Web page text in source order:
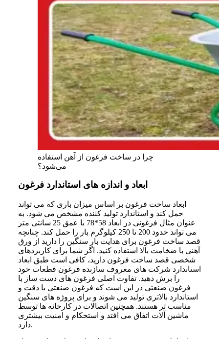
چرا در ساخت فرغون از آهن استفاده
می‌شود؟
ابعاد و اندازه‌ های استاندارد فرغون
ابعاد ساخت فرغون بر اساس میزان باری که می تواند
حمل کند و استاندارد تولید کننده مشخص می شود. به
عنوان مثال فرغونی در ابعاد 58*78 با عمق 25 سانتی متر
می تواند حدود 200 تا 250 کیلوگرم بار را حمل کند. چنانچه
قصد ساخت فرغون برای هدایت بار سنگین را دارید از ورق
آهنی با ضخامت بالا استفاده کنید. اگر شما برای کاربردهای
شخصی قصد ساخت فرغون دارید، کافی است طبق ابعاد
استاندارد شرکت های معروف سازنده فرغون قطعات خود
را برش دهید. تفاوت اصلی فرغون های دست ساز با
فرغون صنعتی در این است که فرغون صنعتی با دقت و
استاندارد بالاتری تولید می شوند و برای پروژه های سنگین
مناسب تر هستند. همچنین اتصالات در کارخانه ها توسط
ماشین آلات اتفاق می افتد و استحکام و امنیت بیشتری
دارد.